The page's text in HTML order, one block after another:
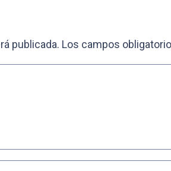
publicada. Los campos